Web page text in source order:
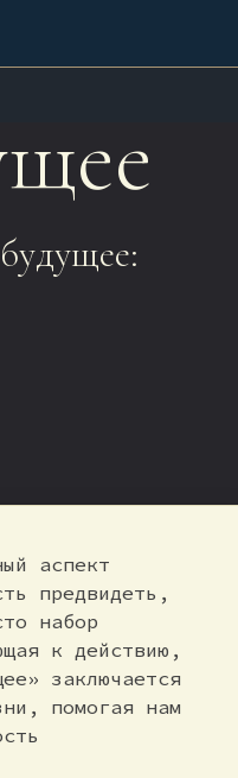
аспект
предвидеть,
набор
к действию,
заключается
помогая нам